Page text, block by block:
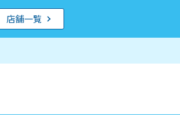
店舗一覧